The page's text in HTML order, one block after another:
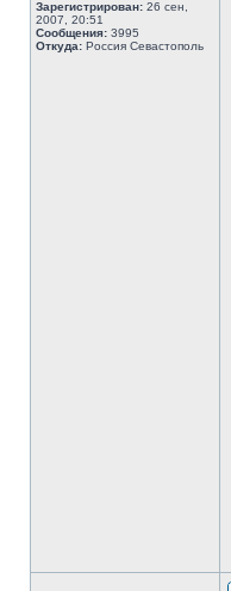
Зарегистрирован: 26 сен,
2007, 20:51
Сообщения: 3995
Откуда: Россия Севастополь